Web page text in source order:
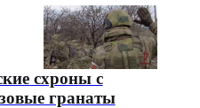
схроны с
гранаты